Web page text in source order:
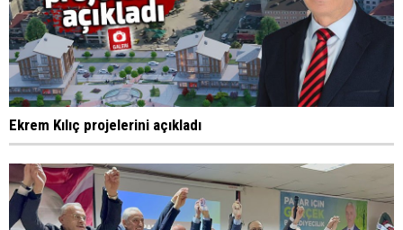
Ekrem Kılıç projelerini açıkladı